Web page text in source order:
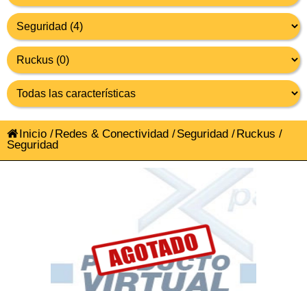
Inicio /Redes & Conectividad /Seguridad /Ruckus /
Seguridad